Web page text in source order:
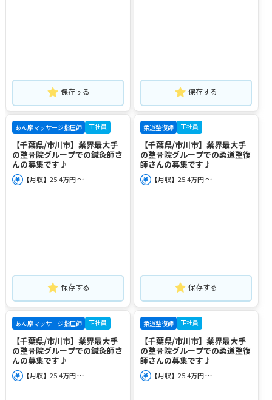
保存する 保存する
あん摩マッサージ指圧師 正社員
【千葉県/市川市】業界最大手
の整骨院グループでの鍼灸師さ
んの募集です♪
【月収】25.4万円 ～
保存する
柔道整復師 正社員
【千葉県/市川市】業界最大手
の整骨院グループでの柔道整復
師さんの募集です♪
【月収】25.4万円 ～
保存する
あん摩マッサージ指圧師 正社員
【千葉県/市川市】業界最大手
の整骨院グループでの鍼灸師さ
んの募集です♪
【月収】25.4万円 ～
柔道整復師 正社員
【千葉県/市川市】業界最大手
の整骨院グループでの柔道整復
師さんの募集です♪
【月収】25.4万円 ～